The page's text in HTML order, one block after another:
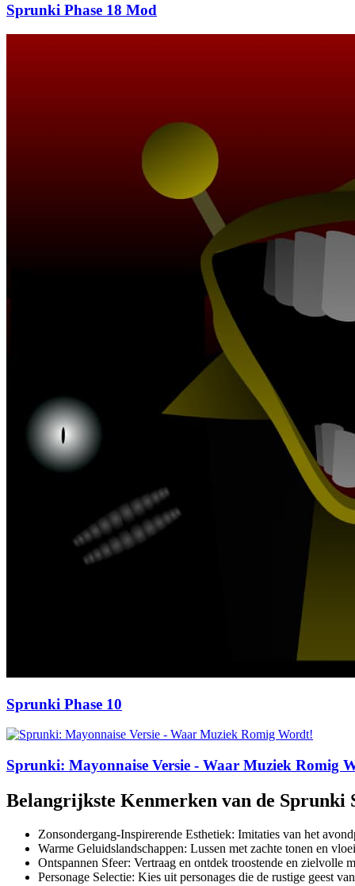
Sprunki Phase 18 Mod
Sprunki Phase 10
Sprunki: Mayonnaise Versie - Waar Muziek Romig
Belangrijkste Kenmerken van de Sprunki
Zonsondergang-Inspirerende Esthetiek: Imitaties van het
Warme Geluidslandschappen: Lussen met zachte tonen en
Ontspannen Sfeer: Vertraag en ontdek troostende en zielvolle
Personage Selectie: Kies uit personages die de rustige geest